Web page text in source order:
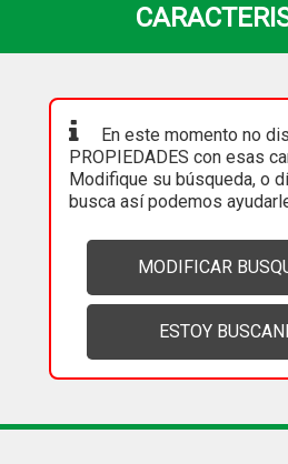
En este momento no
PROPIEDADES con esas
Modifique su búsqueda, o
busca así podemos
MODIFICAR
ESTOY